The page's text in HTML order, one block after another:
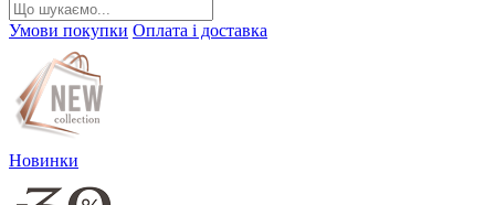
Умови покупки Оплата і доставка
Новинки